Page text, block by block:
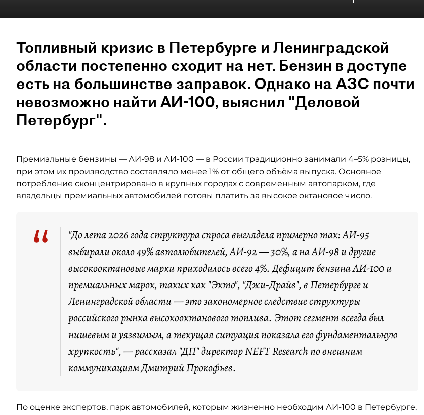
Топливный кризис в Петербурге и Ленинградской
области постепенно сходит на нет. Бензин в доступе
есть на большинстве заправок. Однако на АЗС почти
невозможно найти АИ-100, выяснил "Деловой
Петербург".
Премиальные бензины — АИ-98 и АИ-100 — в России традиционно занимали 4–5% розницы,
при этом их производство составляло менее 1% от общего объёма выпуска. Основное
потребление сконцентрировано в крупных городах с современным автопарком, где
владельцы премиальных автомобилей готовы платить за высокое октановое число.
“
"До лета 2026 года структура спроса выглядела примерно так: АИ-95
выбирали около 49% автолюбителей, АИ-92 — 30%, а на АИ-98 и другие
высокооктановые марки приходилось всего 4%. Дефицит бензина АИ-100 и
премиальных марок, таких как "Экто", "Джи-Драйв", в Петербурге и
Ленинградской области — это закономерное следствие структуры
российского рынка высокооктанового топлива. Этот сегмент всегда был
нишевым и уязвимым, а текущая ситуация показала его фундаментальную
хрупкость", — рассказал "ДП" директор NEFT Research по внешним
коммуникациям Дмитрий Прокофьев.
По оценке экспертов, парк автомобилей, которым жизненно необходим АИ-100 в Петербурге,